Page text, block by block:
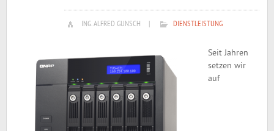
ING. ALFRED GUNSCH DIENSTLEISTUNG
Seit Jahren
setzen wir
auf